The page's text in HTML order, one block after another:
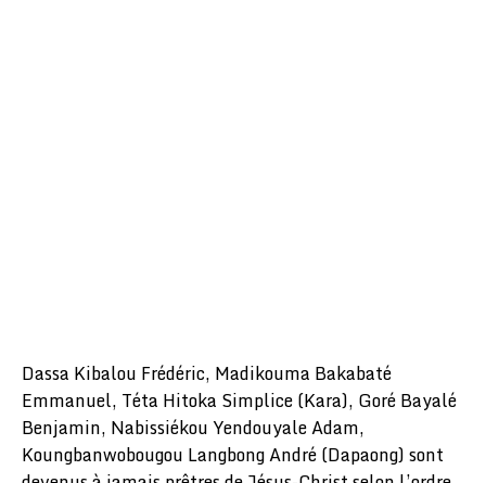
Dassa Kibalou Frédéric, Madikouma Bakabaté
Emmanuel, Téta Hitoka Simplice (Kara), Goré Bayalé
Benjamin, Nabissiékou Yendouyale Adam,
Koungbanwobougou Langbong André (Dapaong) sont